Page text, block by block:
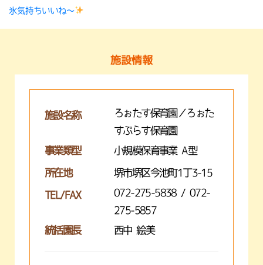
氷気持ちいいね〜
施設情報
施設名称
ろぉたす保育園／ろぉた
すぷらす保育園
事業類型
小規模保育事業 A型
所在地 堺市堺区今池町1丁3-15
TEL/FAX
072-275-5838 / 072-
275-5857
統括園長
西中 絵美